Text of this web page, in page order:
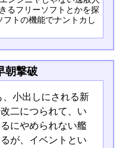
るフリーソフトとかを探
フトの機能でナントカし
朝撃破
、小出しにされる新
二につられて、い
にやめられない艦
が、イベントとい